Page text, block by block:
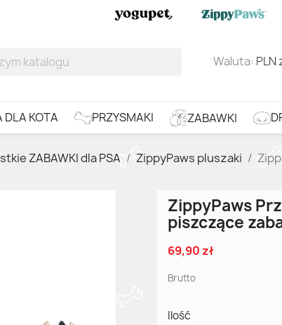
Waluta: PLN
DLA KOTA PRZYSMAKI ZABAWKI
ZABAWKI dla PSA ZippyPaws pluszaki
ZippyPaws
piszczące
69,90 zł
Brutto
Ilość